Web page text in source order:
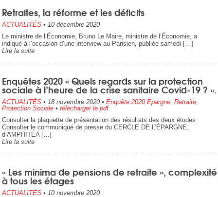
Retraites, la réforme et les déficits
ACTUALITÉS • 10 décembre 2020
Le ministre de l’Économie, Bruno Le Maire, ministre de l’Économie, a
indiqué à l’occasion d’une interview au Parisien, publiée samedi […]
Lire la suite
Enquêtes 2020 « Quels regards sur la protection
sociale à l’heure de la crise sanitaire Covid-19 ? ».
ACTUALITÉS • 18 novembre 2020• Enquête 2020 Epargne, Retraite,
Protection Sociale • télécharger le pdf
Consulter la plaquette de présentation des résultats des deux études
Consulter le communiqué de presse du CERCLE DE L’ÉPARGNE,
d’AMPHITÉA […]
Lire la suite
« Les minima de pensions de retraite », complexité
à tous les étages
ACTUALITÉS • 10 novembre 2020